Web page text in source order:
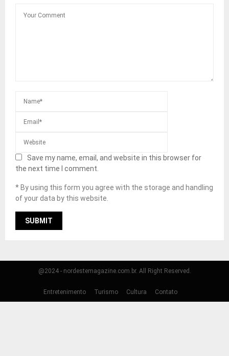
Save my name, email, and website in this browser for
the next time I comment.
* By using this form you agree with the storage and handling
of your data by this website.
@2024 - nordestemagazine.com.br. All Right Reserved.
Entretenimento Turismo Cultura Contato